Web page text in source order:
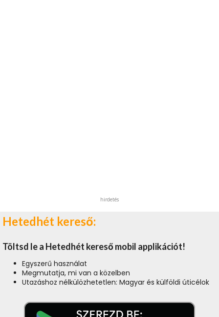
hirdetés
Hetedhét kereső:
Töltsd le a Hetedhét kereső mobil applikációt!
Egyszerű használat
Megmutatja, mi van a közelben
Utazáshoz nélkülözhetetlen: Magyar és külföldi úticélok